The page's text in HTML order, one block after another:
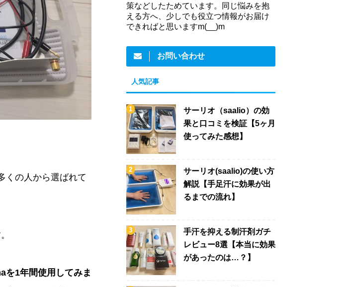
くの人から選ばれて
を1年間使用してみま
策などしたためています。同じ悩みを抱
える方へ、少しでも役立つ情報がお届け
できればと思いますm(__)m
お問い合わせ
人気記事
サーリオ（saalio）の効
果と口コミを検証【5ヶ月
使ってみた感想】
サーリオ(saalio)の使い方
解説【手足汗に効果が出
るまでの流れ】
手汗を抑える制汗剤ガチ
レビュー8選【本当に効果
があったのは…？】